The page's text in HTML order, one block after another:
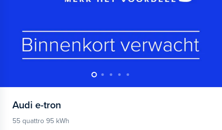
Audi e-tron
55 quattro 95 kWh